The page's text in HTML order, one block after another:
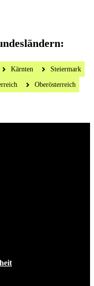
Kärnten Steiermark
Oberösterreich